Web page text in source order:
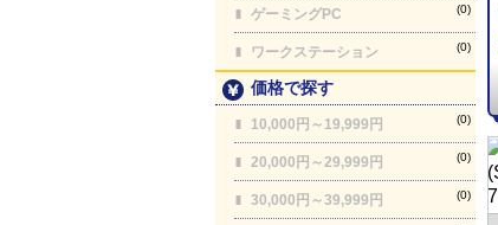
ゲーミングPC (0)
ワークステーション (0)
価格で探す
10,000円～19,999円 (0)
20,000円～29,999円 (0)
30,000円～39,999円 (0)